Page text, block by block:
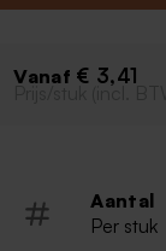
Ambachtelijk
Sodium
Parfum,
Vanaf € 3,41
Prijs/stuk (incl.
Aantal
Per stuk